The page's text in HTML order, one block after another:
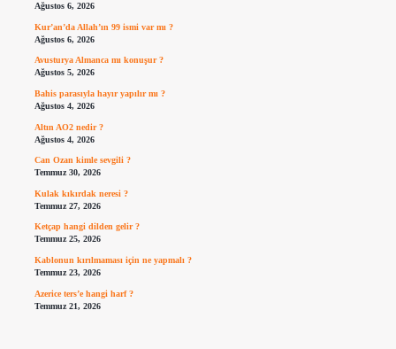
Ağustos 6, 2026
Kur’an’da Allah’ın 99 ismi var mı ?
Ağustos 6, 2026
Avusturya Almanca mı konuşur ?
Ağustos 5, 2026
Bahis parasıyla hayır yapılır mı ?
Ağustos 4, 2026
Altın AO2 nedir ?
Ağustos 4, 2026
Can Ozan kimle sevgili ?
Temmuz 30, 2026
Kulak kıkırdak neresi ?
Temmuz 27, 2026
Ketçap hangi dilden gelir ?
Temmuz 25, 2026
Kablonun kırılmaması için ne yapmalı ?
Temmuz 23, 2026
Azerice ters’e hangi harf ?
Temmuz 21, 2026